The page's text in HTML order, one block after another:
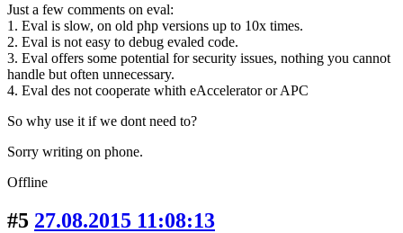
Just a few comments on eval:
1. Eval is slow, on old php versions up to 10x times.
2. Eval is not easy to debug evaled code.
3. Eval offers some potential for security issues, nothing you cannot
handle but often unnecessary.
4. Eval des not cooperate whith eAccelerator or APC
So why use it if we dont need to?
Sorry writing on phone.
Offline
#5 27.08.2015 11:08:13